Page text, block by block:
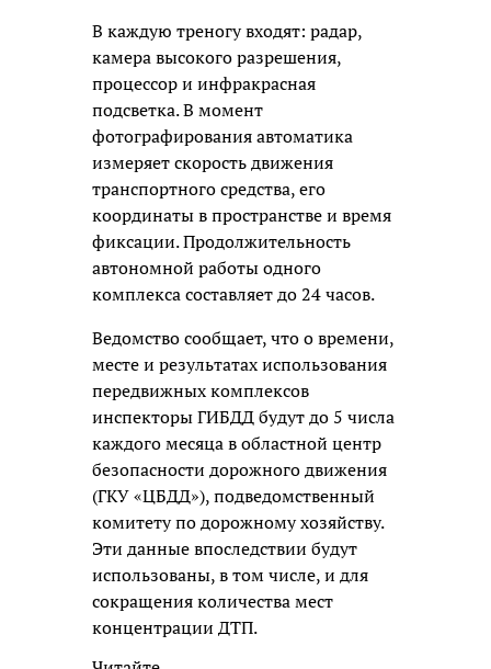
В каждую треногу входят: радар,
камера высокого разрешения,
процессор и инфракрасная
подсветка. В момент
фотографирования автоматика
измеряет скорость движения
транспортного средства, его
координаты в пространстве и время
фиксации. Продолжительность
автономной работы одного
комплекса составляет до 24 часов.
Ведомство сообщает, что о времени,
месте и результатах использования
передвижных комплексов
инспекторы ГИБДД будут до 5 числа
каждого месяца в областной центр
безопасности дорожного движения
(ГКУ «ЦБДД»), подведомственный
комитету по дорожному хозяйству.
Эти данные впоследствии будут
использованы, в том числе, и для
сокращения количества мест
концентрации ДТП.